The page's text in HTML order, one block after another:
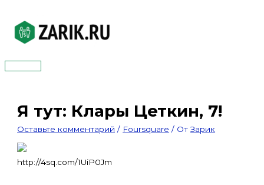
содержимому
Главное
Я тут: Клары Цеткин, 7!
Оставьте комментарий / Foursquare / ОтЗарик
http://4sq.com/1UiP0Jm